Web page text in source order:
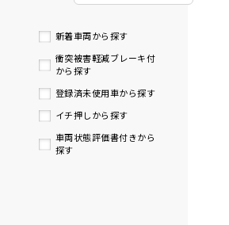
新着車両から探す
衝突被害軽減ブレーキ付
から探す
登録済未使用車から探す
イチ押しから探す
車両状態評価書付きから
探す